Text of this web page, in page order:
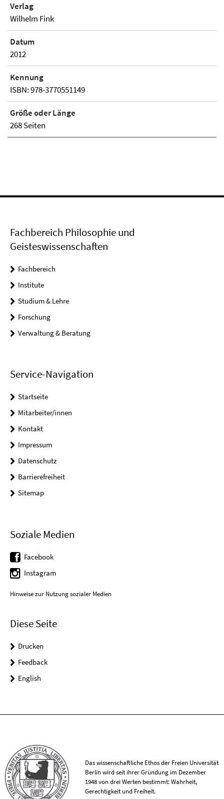
Verlag
Wilhelm Fink
Datum
2012
Kennung
ISBN: 978-3770551149
Größe oder Länge
268 Seiten
Fachbereich Philosophie und
Geisteswissenschaften
Fachbereich
Institute
Studium & Lehre
Forschung
Verwaltung & Beratung
Service-Navigation
Startseite
Mitarbeiter/innen
Kontakt
Impressum
Datenschutz
Barrierefreiheit
Sitemap
Soziale Medien
Facebook
Instagram
Hinweise zur Nutzung sozialer Medien
Diese Seite
Drucken
Feedback
English
Das wissenschaftliche Ethos der Freien Universität
Berlin wird seit ihrer Gründung im Dezember
1948 von drei Werten bestimmt: Wahrheit,
Gerechtigkeit und Freiheit.